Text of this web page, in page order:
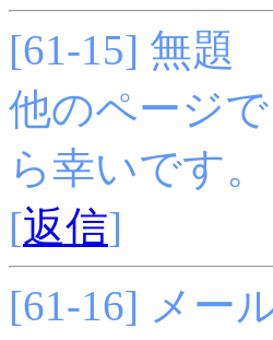
[61-15] 無題
他のページ
ら幸いです。
[返信]
[61-16] メー